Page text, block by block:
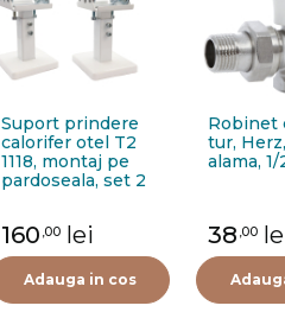
Suport prindere
calorifer otel T2
1118, montaj pe
pardoseala, set 2
160 ,00 lei
Adauga in cos
Robinet
tur,
alama, 1/
38 ,00